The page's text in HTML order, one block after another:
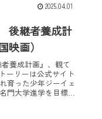
2025.04.01
後継者養成計
映画）
養成計画』、観て
ーリーは公式サイト
育った少年ジーイェ
門大学進学を目標に